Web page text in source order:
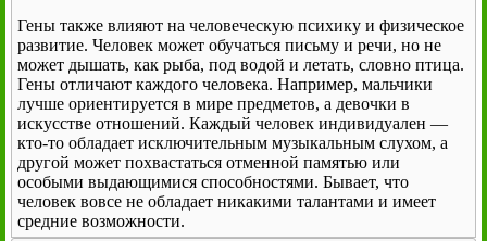
Гены также влияют на человеческую психику и физическое
развитие. Человек может обучаться письму и речи, но не
может дышать, как рыба, под водой и летать, словно птица.
Гены отличают каждого человека. Например, мальчики
лучше ориентируется в мире предметов, а девочки в
искусстве отношений. Каждый человек индивидуален —
кто-то обладает исключительным музыкальным слухом, а
другой может похвастаться отменной памятью или
особыми выдающимися способностями. Бывает, что
человек вовсе не обладает никакими талантами и имеет
средние возможности.